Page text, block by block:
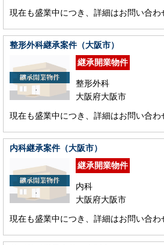
現在も盛業中につき、詳細はお問い合わ
整形外科継承案件（大阪市）
継承開業物件
整形外科
大阪府大阪市
現在も盛業中につき、詳細はお問い合わ
内科継承案件（大阪市）
継承開業物件
内科
大阪府大阪市
現在も盛業中につき、詳細はお問い合わ